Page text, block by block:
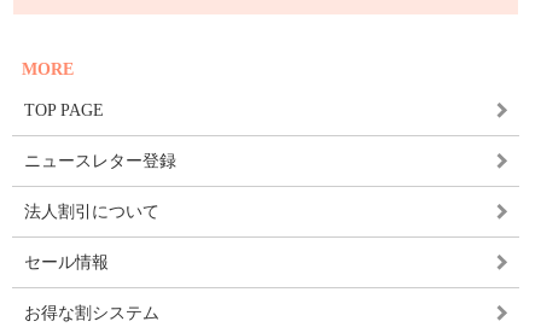
MORE
TOP PAGE
ニュースレター登録
法人割引について
セール情報
お得な割システム